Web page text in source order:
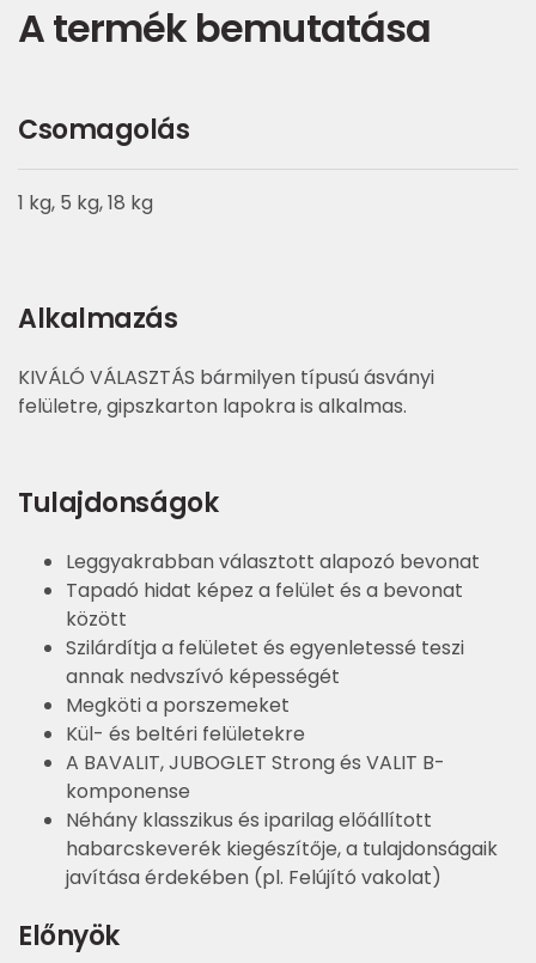
A termék bemutatása
Csomagolás
1 kg, 5 kg, 18 kg
Alkalmazás
KIVÁLÓ VÁLASZTÁS bármilyen típusú ásványi
felületre, gipszkarton lapokra is alkalmas.
Tulajdonságok
Leggyakrabban választott alapozó bevonat
Tapadó hidat képez a felület és a bevonat
között
Szilárdítja a felületet és egyenletessé teszi
annak nedvszívó képességét
Megköti a porszemeket
Kül- és beltéri felületekre
A BAVALIT, JUBOGLET Strong és VALIT B-
komponense
Néhány klasszikus és iparilag előállított
habarcskeverék kiegészítője, a tulajdonságaik
javítása érdekében (pl. Felújító vakolat)
Előnyök